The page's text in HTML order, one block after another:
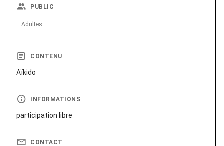
PUBLIC
Adultes
CONTENU
Aïkido
INFORMATIONS
participation libre
CONTACT